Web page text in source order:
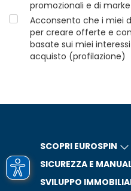
promozionali e di
Acconsento che i miei
per creare offerte e
basate sui miei
acquisto (profilazione)
SCOPRI EUROSPIN
SICUREZZA E
SVILUPPO